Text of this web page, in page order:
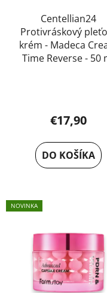
Centellian24
Protivráskový
krém - Madeca
Time Reverse - 50
€17,90
DO KOŠÍKA
NOVINKA